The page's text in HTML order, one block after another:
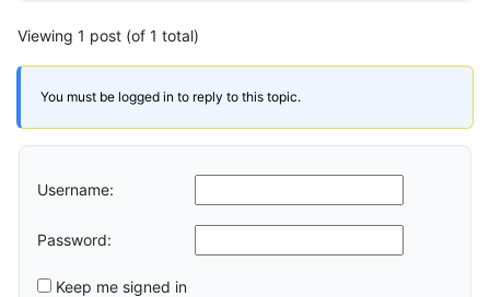
Viewing 1 post (of 1 total)
You must be logged in to reply to this topic.
Username:
Password:
Keep me signed in